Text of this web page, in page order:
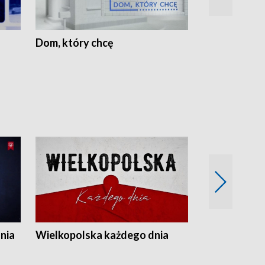
Dom, który chcę
Wielkopolska każdego dnia